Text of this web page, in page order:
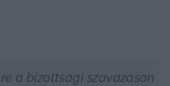
a bizottsági szavazáson